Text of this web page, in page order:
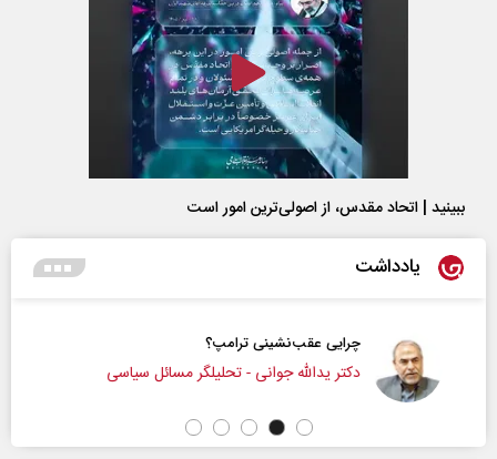
ببینید | اتحاد مقدس، از اصولی‌ترین امور است
یادداشت
چرایی عقب‌نشینی ترامپ؟
دکتر یدالله جوانی - تحلیلگر مسائل سیاسی